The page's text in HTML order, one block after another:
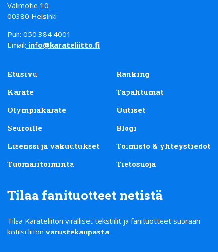
Valimotie 10
00380 Helsinki
Puh: 050 384 4001
Email: info@karateliitto.fi
Etusivu
Karate
Olympiakarate
Seuroille
Lisenssi ja vakuutukset
Tuomaritoiminta
Ranking
Tapahtumat
Uutiset
Blogi
Toimisto & yhteystiedot
Tietosuoja
Tilaa fanituotteet netistä
Tilaa Karateliiton viralliset tekstiilit ja fanituotteet suoraan
kotiisi liiton varustekaupasta.